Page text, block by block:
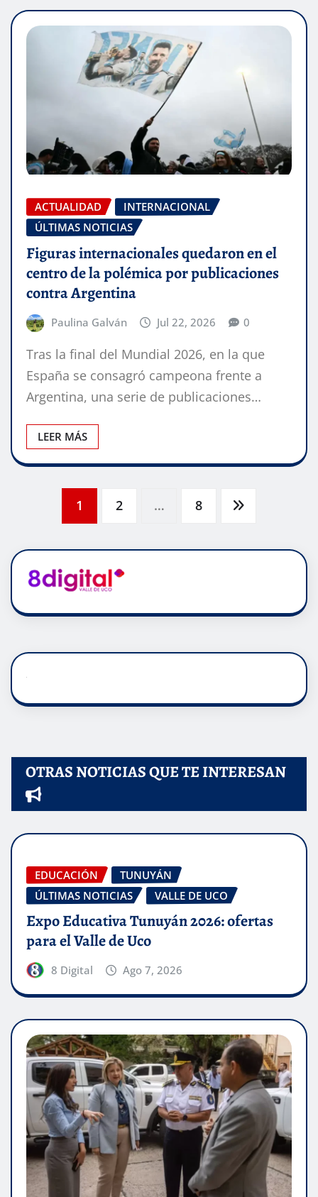
ACTUALIDAD
INTERNACIONAL
ÚLTIMAS NOTICIAS
Figuras internacionales quedaron en el
centro de la polémica por publicaciones
contra Argentina
Paulina Galván Jul 22, 2026 0
Tras la final del Mundial 2026, en la que
España se consagró campeona frente a
Argentina, una serie de publicaciones…
LEER MÁS
Paginación
de
entradas
1 2 … 8
OTRAS NOTICIAS QUE TE INTERESAN
EDUCACIÓN
TUNUYÁN
ÚLTIMAS NOTICIAS
VALLE DE UCO
Expo Educativa Tunuyán 2026: ofertas
para el Valle de Uco
8 Digital Ago 7, 2026